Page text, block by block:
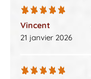
Vincent
21 janvier 2026